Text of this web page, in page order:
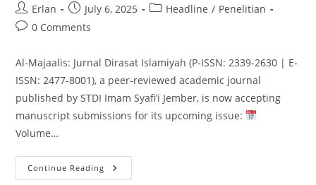
Post
author:
Erlan
Post
published:
July 6, 2025
PostHeadline / Penelitian
Post0 Comments
Al-Majaalis: Jurnal Dirasat Islamiyah (P-ISSN: 2339-2630 | E-
ISSN: 2477-8001), a peer-reviewed academic journal
published by STDI Imam Syafi’i Jember, is now accepting
manuscript submissions for its upcoming issue:
Volume…
Continue Reading Call
For